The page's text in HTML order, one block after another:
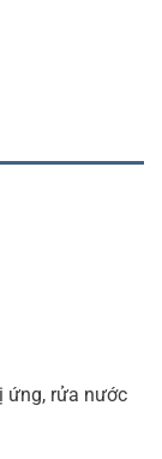
ứng, rửa nước